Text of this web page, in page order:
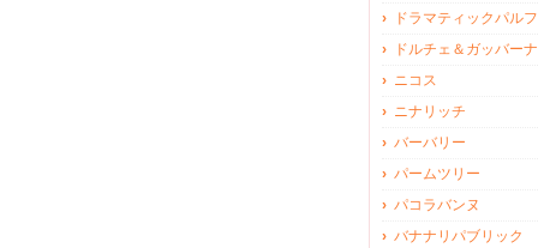
ドラマティックパル
ドルチェ＆ガッバーナ
ニコス
ニナリッチ
バーバリー
パームツリー
パコラバンヌ
バナナリパブリック